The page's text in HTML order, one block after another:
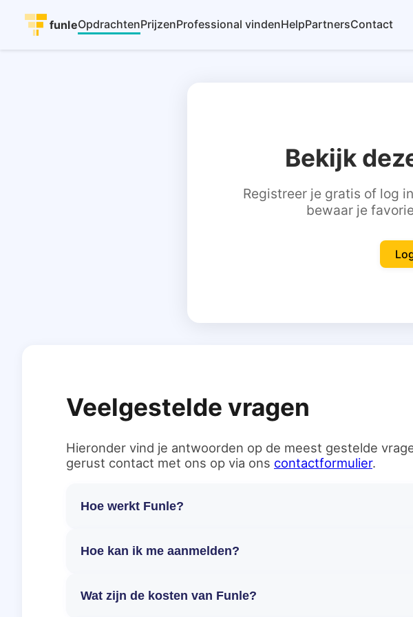
funleOpdrachtenPrijzenProfessional vindenHelpPartnersContact
Bekijk
Registreer je gratis of log
bewaar je
Veelgestelde vragen
Hieronder vind je antwoorden op de meest gestelde
gerust contact met ons op via ons contactformulier.
Hoe werkt Funle?
Hoe kan ik me aanmelden?
Wat zijn de kosten van Funle?